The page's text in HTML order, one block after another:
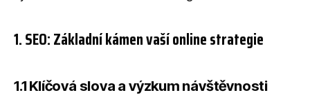
1. SEO: Základní kámen vaší online strategie
1.1 Klíčová slova a výzkum návštěvnosti